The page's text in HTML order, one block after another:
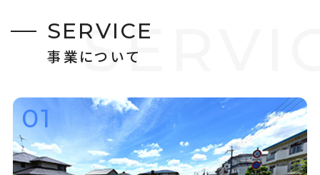
SERVICE
事 業につ いて
SE
01